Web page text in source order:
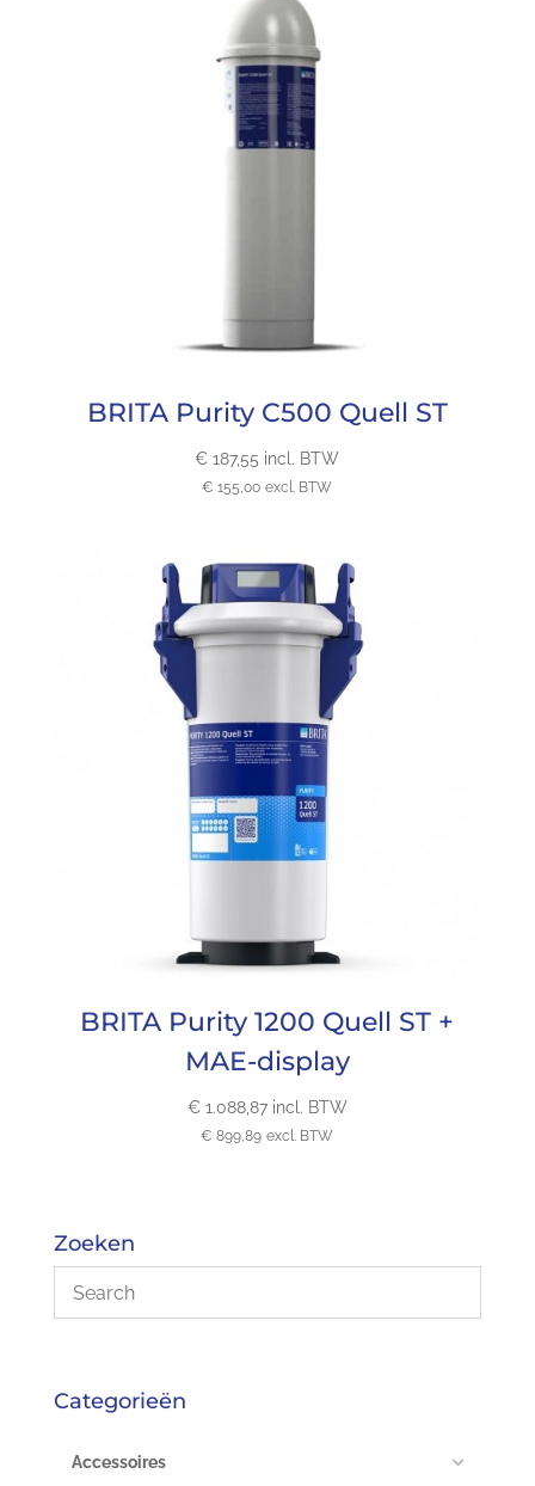
BRITA Purity C500 Quell ST
€ 187,55 incl. BTW
€ 155,00 excl. BTW
BRITA Purity 1200 Quell ST +
MAE-display
€1.088,87 incl. BTW
€ 899,89 excl. BTW
Zoeken
Categorieën
Accessoires